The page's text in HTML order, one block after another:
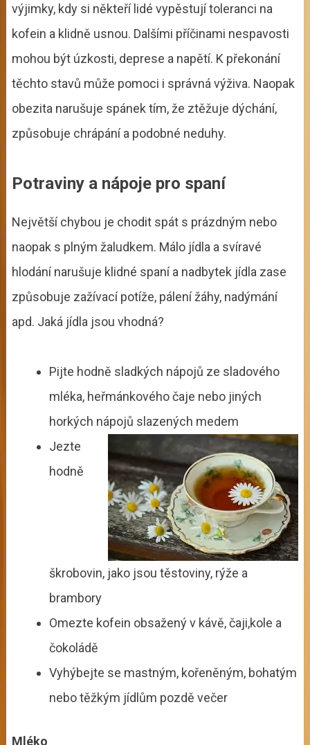
výjimky, kdy si někteří lidé vypěstují toleranci na
kofein a klidně usnou. Dalšími příčinami nespavosti
mohou být úzkosti, deprese a napětí. K překonání
těchto stavů může pomoci i správná výživa. Naopak
obezita narušuje spánek tím, že ztěžuje dýchání,
způsobuje chrápání a podobné neduhy.
Potraviny a nápoje pro spaní
Největší chybou je chodit spát s prázdným nebo
naopak s plným žaludkem. Málo jídla a svíravé
hlodání narušuje klidné spaní a nadbytek jídla zase
způsobuje zažívací potíže, pálení žáhy, nadýmání
apd. Jaká jídla jsou vhodná?
Pijte hodně sladkých nápojů ze sladového
mléka, heřmánkového čaje nebo jiných
horkých nápojů slazených medem
Jezte
hodně
škrobovin, jako jsou těstoviny, rýže a
brambory
Omezte kofein obsažený v kávě, čaji,kole a
čokoládě
Vyhýbejte se mastným, kořeněným, bohatým
nebo těžkým jídlům pozdě večer
Mléko